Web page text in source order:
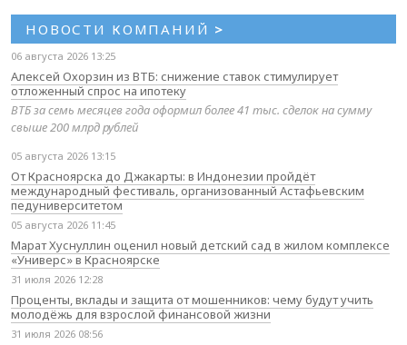
НОВОСТИ КОМПАНИЙ >
06 августа 2026 13:25
Алексей Охорзин из ВТБ: снижение ставок стимулирует
отложенный спрос на ипотеку
ВТБ за семь месяцев года оформил более 41 тыс. сделок на сумму
свыше 200 млрд рублей
05 августа 2026 13:15
От Красноярска до Джакарты: в Индонезии пройдёт
международный фестиваль, организованный Астафьевским
педуниверситетом
05 августа 2026 11:45
Марат Хуснуллин оценил новый детский сад в жилом комплексе
«Универс» в Красноярске
31 июля 2026 12:28
Проценты, вклады и защита от мошенников: чему будут учить
молодёжь для взрослой финансовой жизни
31 июля 2026 08:56